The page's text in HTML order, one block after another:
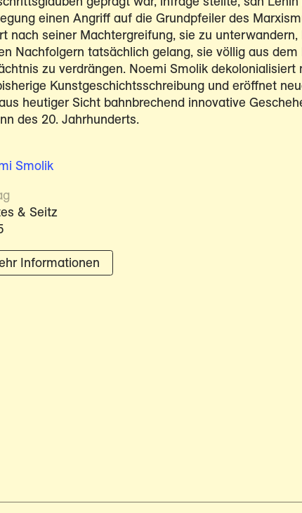
einen Angriff auf die Grundpfeiler des
nach seiner Machtergreifung, sie zu unterwandern,
Nachfolgern tatsächlich gelang, sie völlig aus dem
zu verdrängen. Noemi Smolik dekolonialisiert
Kunstgeschichtsschreibung und eröffnet
heutiger Sicht bahnbrechend innovative
des 20. Jahrhunderts.
Smolik
& Seitz
Informationen